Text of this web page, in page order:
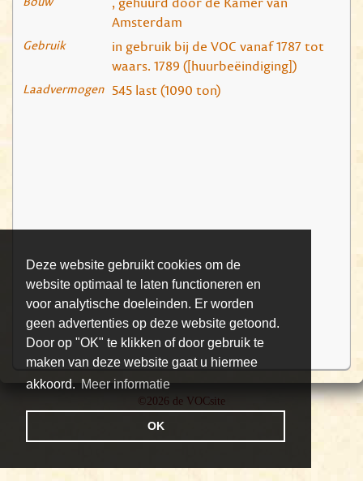
Deze website gebruikt cookies om de
website optimaal te laten functioneren en
voor analytische doeleinden. Er worden
geen advertenties op deze website getoond.
Door op "OK" te klikken of door gebruik te
maken van deze website gaat u hiermee
akkoord. Meer informatie
OK
Amsterdam
Gebruik
in gebruik bij de VOC vanaf 1787 tot
waars. 1789 ([huurbeëindiging])
Laadvermogen 545 last (1090 ton)
©2026 de VOCsite